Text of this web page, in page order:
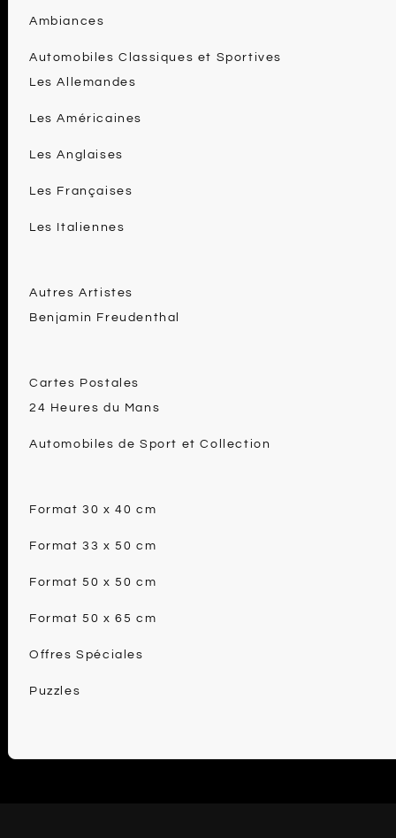
Ambiances
Automobiles Classiques et Sportives
Les Allemandes
Les Américaines
Les Anglaises
Les Françaises
Les Italiennes
Autres Artistes
Benjamin Freudenthal
Cartes Postales
24 Heures du Mans
Automobiles de Sport et Collection
Format 30 x 40 cm
Format 33 x 50 cm
Format 50 x 50 cm
Format 50 x 65 cm
Offres Spéciales
Puzzles